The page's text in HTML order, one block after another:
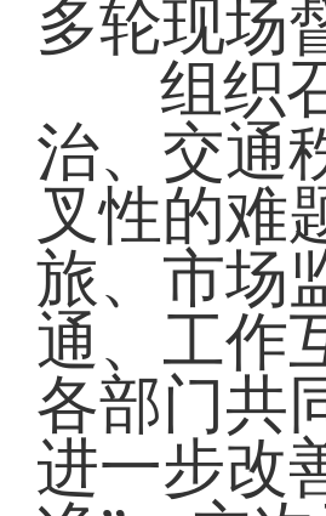
多轮现场
组织
治、交通
叉性的难
旅、市场
通、工作
各部门共
进一步改